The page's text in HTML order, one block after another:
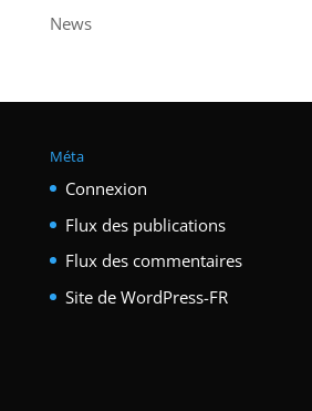
News
Méta
Connexion
Flux des publications
Flux des commentaires
Site de WordPress-FR